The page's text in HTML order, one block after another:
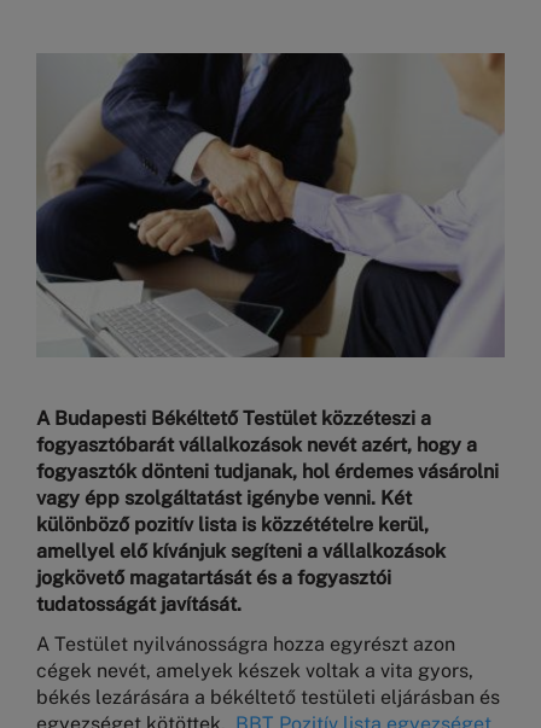
A Budapesti Békéltető Testület közzéteszi a
fogyasztóbarát vállalkozások nevét azért, hogy a
fogyasztók dönteni tudjanak, hol érdemes vásárolni
vagy épp szolgáltatást igénybe venni. Két
különböző pozitív lista is közzétételre kerül,
amellyel elő kívánjuk segíteni a vállalkozások
jogkövető magatartását és a fogyasztói
tudatosságát javítását.
A Testület nyilvánosságra hozza egyrészt azon
cégek nevét, amelyek készek voltak a vita gyors,
békés lezárására a békéltető testületi eljárásban és
egyezséget kötöttek. BBT Pozitív lista egyezséget